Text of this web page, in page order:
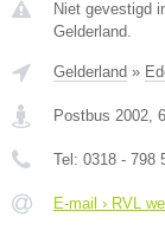
Niet gevestigd
Gelderland.
Gelderland »
Postbus 2002
Tel: 0318 - 798
E-mail › RVL